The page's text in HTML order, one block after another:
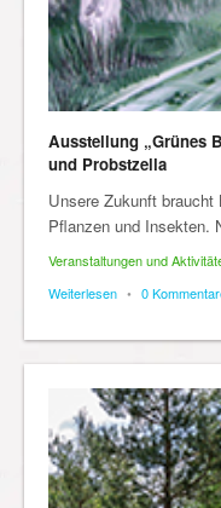
Ausstellung „Grünes
und Probstzella
Unsere Zukunft
Pflanzen und Insekten.
Veranstaltungen und
Weiterlesen • 0